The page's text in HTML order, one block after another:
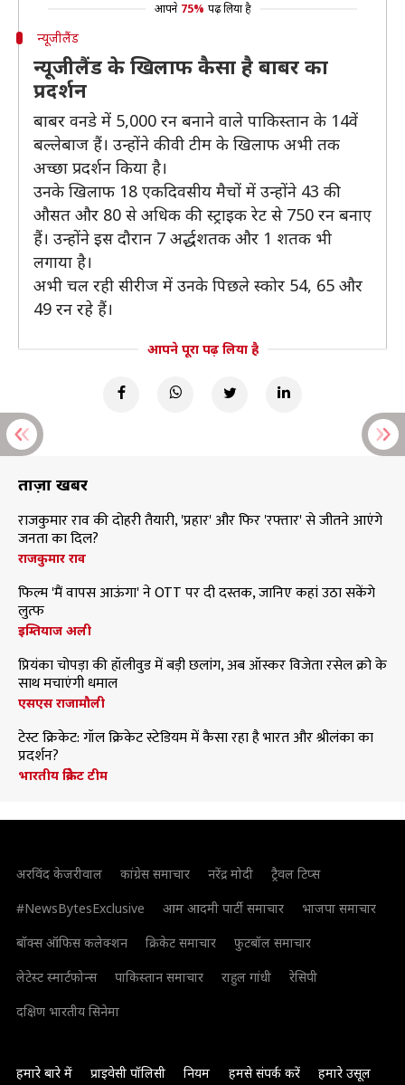
आपने 75% पढ़ लिया है
न्यूजीलैंड
न्यूजीलैंड के खिलाफ कैसा है बाबर का
प्रदर्शन
बाबर वनडे में 5,000 रन बनाने वाले पाकिस्तान के 14वें
बल्लेबाज हैं। उन्होंने कीवी टीम के खिलाफ अभी तक
अच्छा प्रदर्शन किया है।
उनके खिलाफ 18 एकदिवसीय मैचों में उन्होंने 43 की
औसत और 80 से अधिक की स्ट्राइक रेट से 750 रन बनाए
हैं। उन्होंने इस दौरान 7 अर्द्धशतक और 1 शतक भी
लगाया है।
अभी चल रही सीरीज में उनके पिछले स्कोर 54, 65 और
49 रन रहे हैं।
आपने पूरा पढ़ लिया है
ताज़ा खबरें
राजकुमार राव की दोहरी तैयारी, 'प्रहार' और फिर 'रफ्तार' से जीतने आएंगे
जनता का दिल?
राजकुमार राव
फिल्म 'मैं वापस आऊंगा' ने OTT पर दी दस्तक, जानिए कहां उठा सकेंगे
लुत्फ
इम्तियाज अली
प्रियंका चोपड़ा की हॉलीवुड में बड़ी छलांग, अब ऑस्कर विजेता रसेल क्रो के
साथ मचाएंगी धमाल
एसएस राजामौली
टेस्ट क्रिकेट: गॉल क्रिकेट स्टेडियम में कैसा रहा है भारत और श्रीलंका का
प्रदर्शन?
भारतीय क्रिकेट टीम
अरविंद केजरीवाल कांग्रेस समाचार नरेंद्र मोदी
ट्रैवल टिप्स
#NewsBytesExclusive
आम आदमी पार्टी समाचार
भाजपा समाचार
बॉक्स ऑफिस कलेक्शन
क्रिकेट समाचार
फुटबॉल समाचार
लेटेस्ट स्मार्टफोन्स
पाकिस्तान समाचार राहुल गांधी
रेसिपी
दक्षिण भारतीय सिनेमा
हमारे बारे में प्राइवेसी पॉलिसी नियम हमसे संपर्क करें हमारे उसूल